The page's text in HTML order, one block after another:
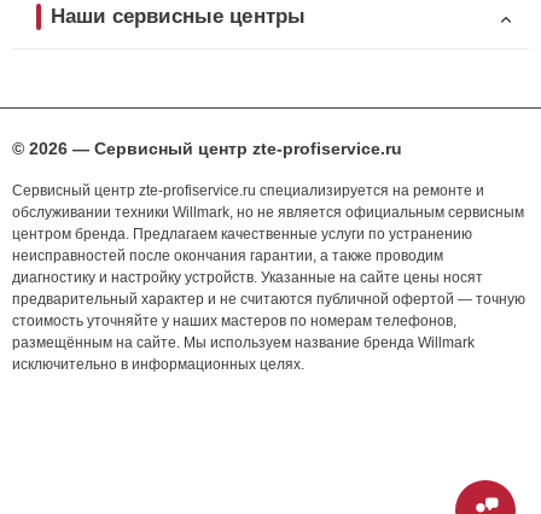
Наши сервисные центры
© 2026 — Сервисный центр zte-profiservice.ru
Сервисный центр zte-profiservice.ru специализируется на ремонте и
обслуживании техники Willmark, но не является официальным сервисным
центром бренда. Предлагаем качественные услуги по устранению
неисправностей после окончания гарантии, а также проводим
диагностику и настройку устройств. Указанные на сайте цены носят
предварительный характер и не считаются публичной офертой — точную
стоимость уточняйте у наших мастеров по номерам телефонов,
размещённым на сайте. Мы используем название бренда Willmark
исключительно в информационных целях.